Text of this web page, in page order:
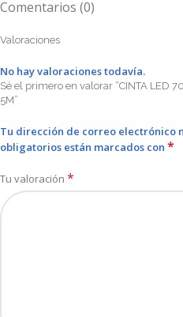
Comentarios (0)
Valoraciones
No hay valoraciones todavía.
Sé el primero en valorar “CINTA LED
5M”
Tu dirección de correo electrónico
obligatorios están marcados con *
Tu valoración *